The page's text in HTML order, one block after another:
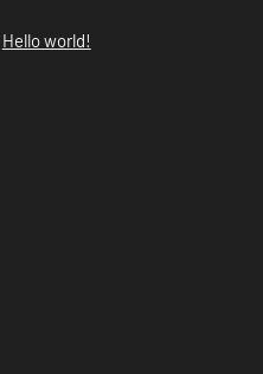
Hello world!